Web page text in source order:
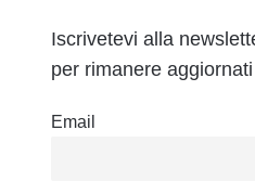
Iscrivetevi alla
per rimanere
Email